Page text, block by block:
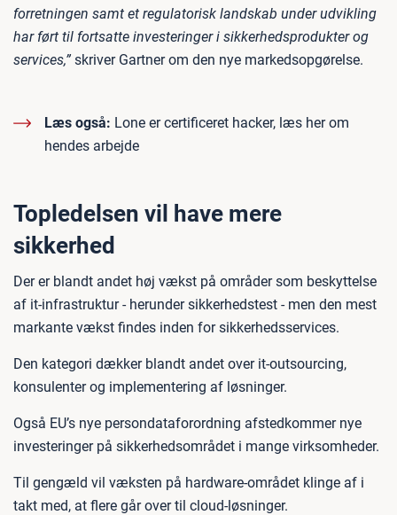
forretningen samt et regulatorisk landskab under udvikling
har ført til fortsatte investeringer i sikkerhedsprodukter og
services,” skriver Gartner om den nye markedsopgørelse.
Læs også: Lone er certificeret hacker, læs her om
hendes arbejde
Topledelsen vil have mere
sikkerhed
Der er blandt andet høj vækst på områder som beskyttelse
af it-infrastruktur - herunder sikkerhedstest - men den mest
markante vækst findes inden for sikkerhedsservices.
Den kategori dækker blandt andet over it-outsourcing,
konsulenter og implementering af løsninger.
Også EU’s nye persondataforordning afstedkommer nye
investeringer på sikkerhedsområdet i mange virksomheder.
Til gengæld vil væksten på hardware-området klinge af i
takt med, at flere går over til cloud-løsninger.